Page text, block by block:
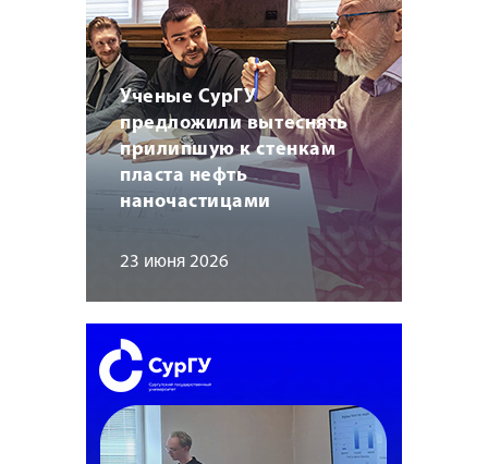
Ученые СурГУ
предложили вытеснять
прилипшую к стенкам
пласта нефть
наночастицами
23 июня 2026